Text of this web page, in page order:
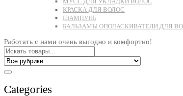
КРАСКА ДЛЯ ВОЛОС
ШАМПУНЬ
БАЛЬЗАМЫ ОПОЛАСКИВАТЕЛИ ДЛЯ
Работать с нами очень выгодно и комфортно!
Categories